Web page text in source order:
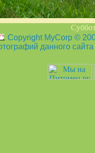
Copyright MyCorp ©
данного